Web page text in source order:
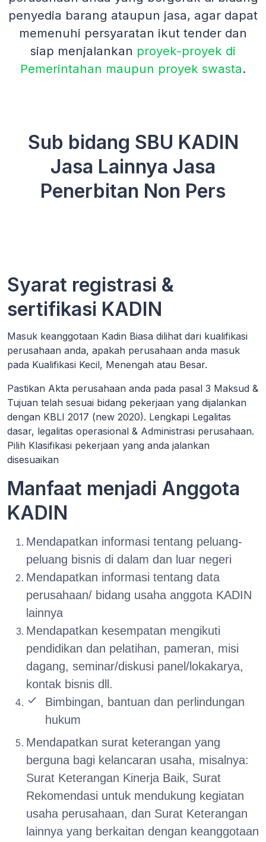
penyedia barang ataupun jasa, agar dapat
memenuhi persyaratan ikut tender dan
siap menjalankan proyek-proyek di
Pemerintahan maupun proyek swasta.
Sub bidang SBU KADIN
Jasa Lainnya Jasa
Penerbitan Non Pers
Syarat registrasi &
sertifikasi KADIN
Masuk keanggotaan Kadin Biasa dilihat dari kualifikasi
perusahaan anda, apakah perusahaan anda masuk
pada Kualifikasi Kecil, Menengah atau Besar.
Pastikan Akta perusahaan anda pada pasal 3 Maksud &
Tujuan telah sesuai bidang pekerjaan yang dijalankan
dengan KBLI 2017 (new 2020). Lengkapi Legalitas
dasar, legalitas operasional & Administrasi perusahaan.
Pilih Klasifikasi pekerjaan yang anda jalankan
disesuaikan
Manfaat menjadi Anggota
KADIN
Mendapatkan informasi tentang peluang-
peluang bisnis di dalam dan luar negeri
Mendapatkan informasi tentang data
perusahaan/ bidang usaha anggota KADIN
lainnya
Mendapatkan kesempatan mengikuti
pendidikan dan pelatihan, pameran, misi
dagang, seminar/diskusi panel/lokakarya,
kontak bisnis dll.
Bimbingan, bantuan dan perlindungan
hukum
Mendapatkan surat keterangan yang
berguna bagi kelancaran usaha, misalnya:
Surat Keterangan Kinerja Baik, Surat
Rekomendasi untuk mendukung kegiatan
usaha perusahaan, dan Surat Keterangan
lainnya yang berkaitan dengan keanggotaan